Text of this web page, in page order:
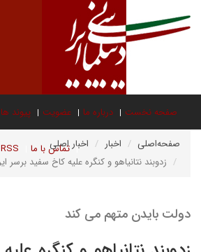
صفحه نخست درباره ما عضویت پیوند ها
تماس با ما RSS صفحه‌اصلی اخبار
اخبار اصلی
زدوبند نتانیاهو و کنگره علیه کاخ سفید برسر
دولت بایدن متهم می کند